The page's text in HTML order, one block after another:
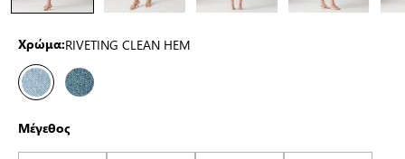
Χρώμα:RIVETING CLEAN HEM
Μέγεθος